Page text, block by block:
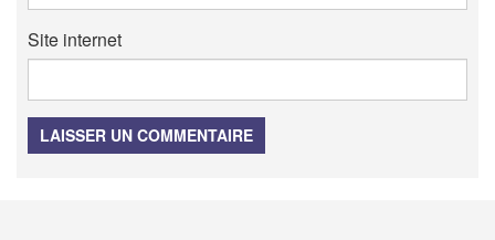
Site internet
LAISSER UN COMMENTAIRE